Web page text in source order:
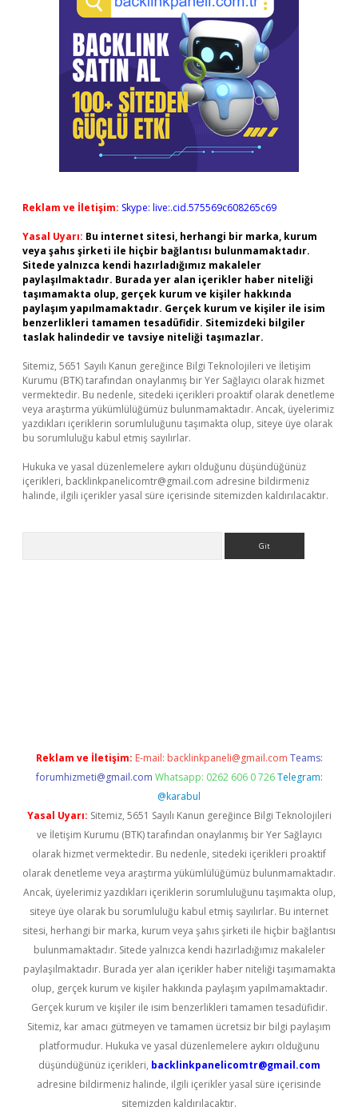
Reklam ve İletişim: Skype: live:.cid.575569c608265c69
Yasal Uyarı: Bu internet sitesi, herhangi bir marka, kurum
veya şahıs şirketi ile hiçbir bağlantısı bulunmamaktadır.
Sitede yalnızca kendi hazırladığımız makaleler
paylaşılmaktadır. Burada yer alan içerikler haber niteliği
taşımamakta olup, gerçek kurum ve kişiler hakkında
paylaşım yapılmamaktadır. Gerçek kurum ve kişiler ile isim
benzerlikleri tamamen tesadüfidir. Sitemizdeki bilgiler
taslak halindedir ve tavsiye niteliği taşımazlar.
Sitemiz, 5651 Sayılı Kanun gereğince Bilgi Teknolojileri ve İletişim
Kurumu (BTK) tarafından onaylanmış bir Yer Sağlayıcı olarak hizmet
vermektedir. Bu nedenle, sitedeki içerikleri proaktif olarak denetleme
veya araştırma yükümlülüğümüz bulunmamaktadır. Ancak, üyelerimiz
yazdıkları içeriklerin sorumluluğunu taşımakta olup, siteye üye olarak
bu sorumluluğu kabul etmiş sayılırlar.
Hukuka ve yasal düzenlemelere aykırı olduğunu düşündüğünüz
içerikleri, backlinkpanelicomtr@gmail.com adresine bildirmeniz
halinde, ilgili içerikler yasal süre içerisinde sitemizden kaldırılacaktır.
Reklam ve İletişim: E-mail: backlinkpaneli@gmail.com Teams:
forumhizmeti@gmail.com Whatsapp: 0262 606 0 726 Telegram:
@karabul
Yasal Uyarı: Sitemiz, 5651 Sayılı Kanun gereğince Bilgi Teknolojileri
ve İletişim Kurumu (BTK) tarafından onaylanmış bir Yer Sağlayıcı
olarak hizmet vermektedir. Bu nedenle, sitedeki içerikleri proaktif
olarak denetleme veya araştırma yükümlülüğümüz bulunmamaktadır.
Ancak, üyelerimiz yazdıkları içeriklerin sorumluluğunu taşımakta olup,
siteye üye olarak bu sorumluluğu kabul etmiş sayılırlar. Bu internet
sitesi, herhangi bir marka, kurum veya şahıs şirketi ile hiçbir bağlantısı
bulunmamaktadır. Sitede yalnızca kendi hazırladığımız makaleler
paylaşılmaktadır. Burada yer alan içerikler haber niteliği taşımamakta
olup, gerçek kurum ve kişiler hakkında paylaşım yapılmamaktadır.
Gerçek kurum ve kişiler ile isim benzerlikleri tamamen tesadüfidir.
Sitemiz, kar amacı gütmeyen ve tamamen ücretsiz bir bilgi paylaşım
platformudur. Hukuka ve yasal düzenlemelere aykırı olduğunu
düşündüğünüz içerikleri, backlinkpanelicomtr@gmail.com
adresine bildirmeniz halinde, ilgili içerikler yasal süre içerisinde
sitemizden kaldırılacaktır.